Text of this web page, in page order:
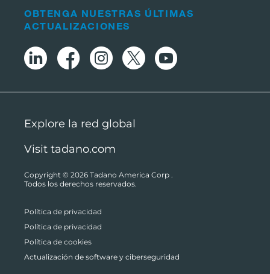
OBTENGA NUESTRAS ÚLTIMAS
ACTUALIZACIONES
Explore la red global
Visit tadano.com
Copyright © 2026 Tadano America Corp .
Todos los derechos reservados.
Política de privacidad
Política de privacidad
Política de cookies
Actualización de software y ciberseguridad